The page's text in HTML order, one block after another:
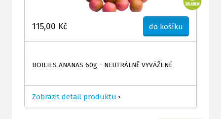
115,00 Kč do košíku
BOILIES ANANAS 60g - NEUTRÁLNĚ VYVÁŽENÉ
Zobrazit detail produktu >